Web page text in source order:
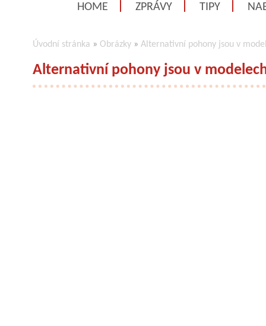
HOME ZPRÁVY TIPY
Úvodní stránka » Obrázky » Alternativní pohony jsou v
Alternativní pohony jsou v